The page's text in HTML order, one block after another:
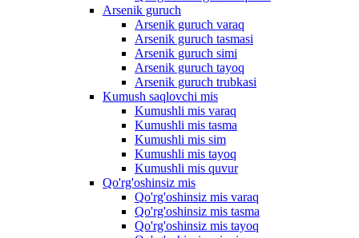
Arsenik guruch
Arsenik guruch varaq
Arsenik guruch tasmasi
Arsenik guruch simi
Arsenik guruch tayoq
Arsenik guruch trubkasi
Kumush saqlovchi mis
Kumushli mis varaq
Kumushli mis tasma
Kumushli mis sim
Kumushli mis tayoq
Kumushli mis quvur
Qo'rg'oshinsiz mis
Qo'rg'oshinsiz mis varaq
Qo'rg'oshinsiz mis tasma
Qo'rg'oshinsiz mis tayoq